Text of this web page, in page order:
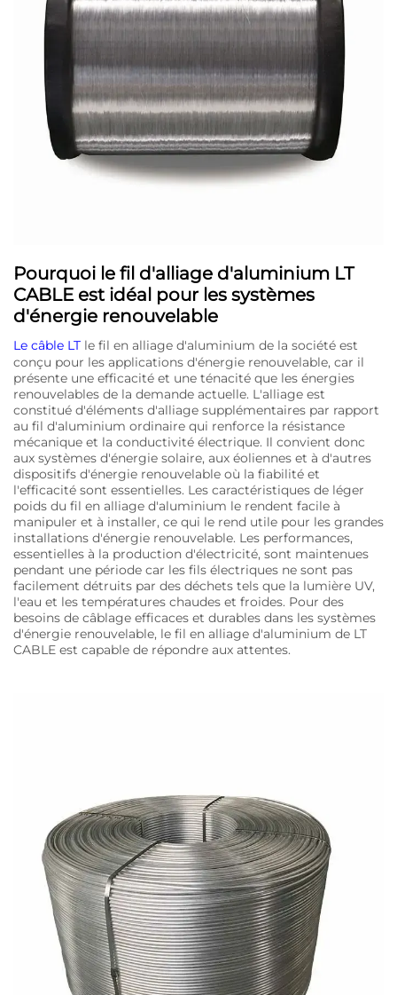
Pourquoi le fil d'alliage d'aluminium LT
CABLE est idéal pour les systèmes
d'énergie renouvelable
Le câble LT le fil en alliage d'aluminium de la société est
conçu pour les applications d'énergie renouvelable, car il
présente une efficacité et une ténacité que les énergies
renouvelables de la demande actuelle. L'alliage est
constitué d'éléments d'alliage supplémentaires par rapport
au fil d'aluminium ordinaire qui renforce la résistance
mécanique et la conductivité électrique. Il convient donc
aux systèmes d'énergie solaire, aux éoliennes et à d'autres
dispositifs d'énergie renouvelable où la fiabilité et
l'efficacité sont essentielles. Les caractéristiques de léger
poids du fil en alliage d'aluminium le rendent facile à
manipuler et à installer, ce qui le rend utile pour les grandes
installations d'énergie renouvelable. Les performances,
essentielles à la production d'électricité, sont maintenues
pendant une période car les fils électriques ne sont pas
facilement détruits par des déchets tels que la lumière UV,
l'eau et les températures chaudes et froides. Pour des
besoins de câblage efficaces et durables dans les systèmes
d'énergie renouvelable, le fil en alliage d'aluminium de LT
CABLE est capable de répondre aux attentes.